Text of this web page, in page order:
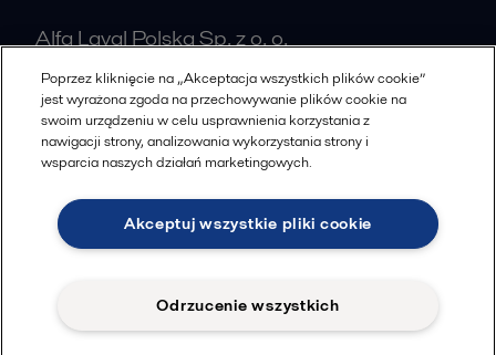
Alfa Laval Polska Sp. z o. o.
ul. Marynarska 15
PL-02-674Warszawa
Poland
+48 223366464
Wszystkie biura
Cookies policy Legal terms and conditions
Poprzez kliknięcie na „Akceptacja wszystkich plików cookie”
jest wyrażona zgoda na przechowywanie plików cookie na
swoim urządzeniu w celu usprawnienia korzystania z
nawigacji strony, analizowania wykorzystania strony i
wsparcia naszych działań marketingowych.
Akceptuj wszystkie pliki cookie
Odrzucenie wszystkich